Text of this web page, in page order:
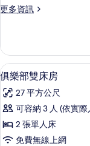
房
所
有
相
片
更多資訊
更
雙
床
房
詳
情
顯
示
俱
樂
部
7
俱樂部雙床房
27 平方公尺
可容納 3 人 (依實
2 張單人床
免費無線上網